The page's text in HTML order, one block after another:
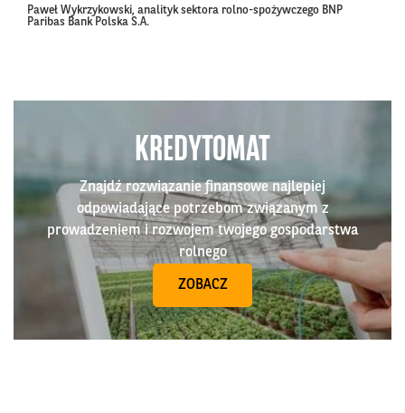
Paweł Wykrzykowski, analityk sektora rolno-spożywczego BNP
Paribas Bank Polska S.A.
KREDYTOMAT
Znajdź rozwiązanie finansowe najlepiej
odpowiadające potrzebom związanym z
prowadzeniem i rozwojem twojego gospodarstwa
rolnego
ZOBACZ